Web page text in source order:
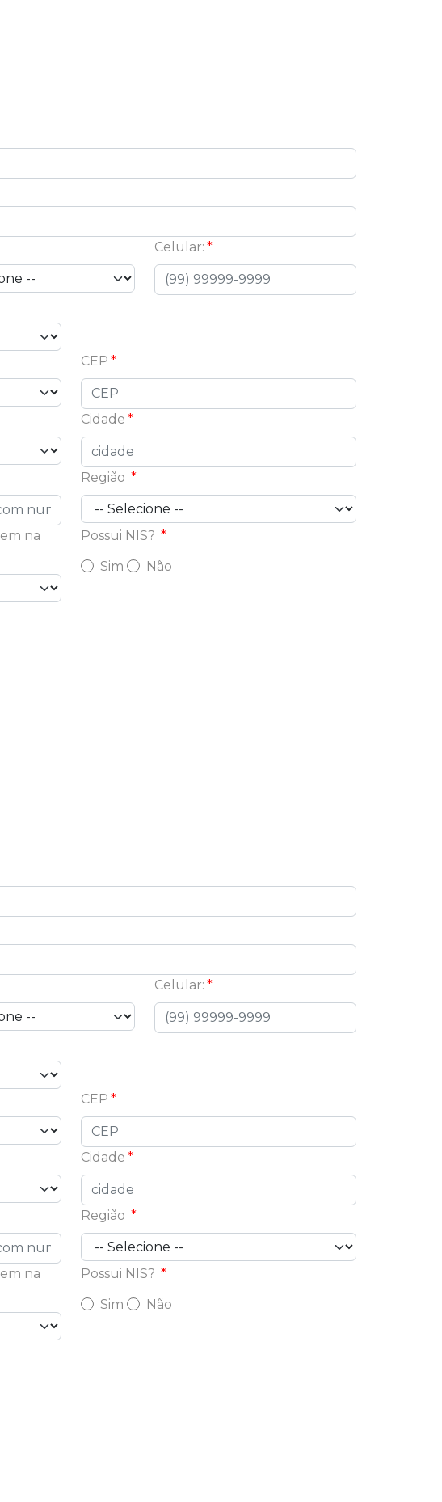
Celular:
CEP
Cidade
Região
na
Possui NIS?
Sim
Não
Celular:
CEP
Cidade
Região
na
Possui NIS?
Sim
Não